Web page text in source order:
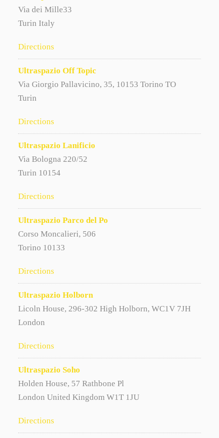
Via dei Mille33
Turin Italy
Directions
Ultraspazio Off Topic
Via Giorgio Pallavicino, 35, 10153 Torino TO
Turin
Directions
Ultraspazio Lanificio
Via Bologna 220/52
Turin 10154
Directions
Ultraspazio Parco del Po
Corso Moncalieri, 506
Torino 10133
Directions
Ultraspazio Holborn
Licoln House, 296-302 High Holborn, WC1V 7JH
London
Directions
Ultraspazio Soho
Holden House, 57 Rathbone Pl
London United Kingdom W1T 1JU
Directions